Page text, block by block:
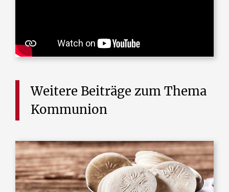
Weitere Beiträge zumThema
Kommunion